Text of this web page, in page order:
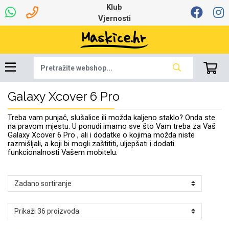
Klub
Vjernosti
Galaxy Xcover 6 Pro
Treba vam punjač, slušalice ili možda kaljeno staklo? Onda ste
na pravom mjestu. U ponudi imamo sve što Vam treba za Vaš
Galaxy Xcover 6 Pro , ali i dodatke o kojima možda niste
razmišljali, a koji bi mogli zaštititi, uljepšati i dodati
funkcionalnosti Vašem mobitelu.
Dinamo maskice za
mobitel
Robotski usisavači Stolne lampe
Ventilatori
Najprodavanije -
TOP 100
Šarene maskice
Ljetna kolekcija Proljetna kolekcija
Winter Line Art
Apple
Univerzalna oprema
za tablet
7.0 - 8.0 inča 8.0 - 9.0 inča
9.0 - 10.0 inča 10.0 - 12.0 inča
Oprema za Lenovo
Apple
Igračke i ostalo
Selfie Stick Držači za auto
Držači za stol Držači za bicikl
Punjači Bežični punjači
Autopunjači Power bank
Mikrofoni Bluetooth slušalice
Žičane slušalice Bluetooth Zvučnici
Pametni Satovi
memorijske kartice
Oprema za Smart
Auto Kamere
Podloga za miš Tipkovnice i miševi
Web kamere i
mikrofoni
Punjači za laptope
Ruksaci i torbice